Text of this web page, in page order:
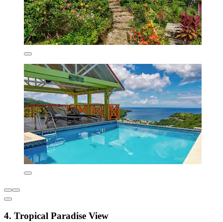
4. Tropical Paradise View